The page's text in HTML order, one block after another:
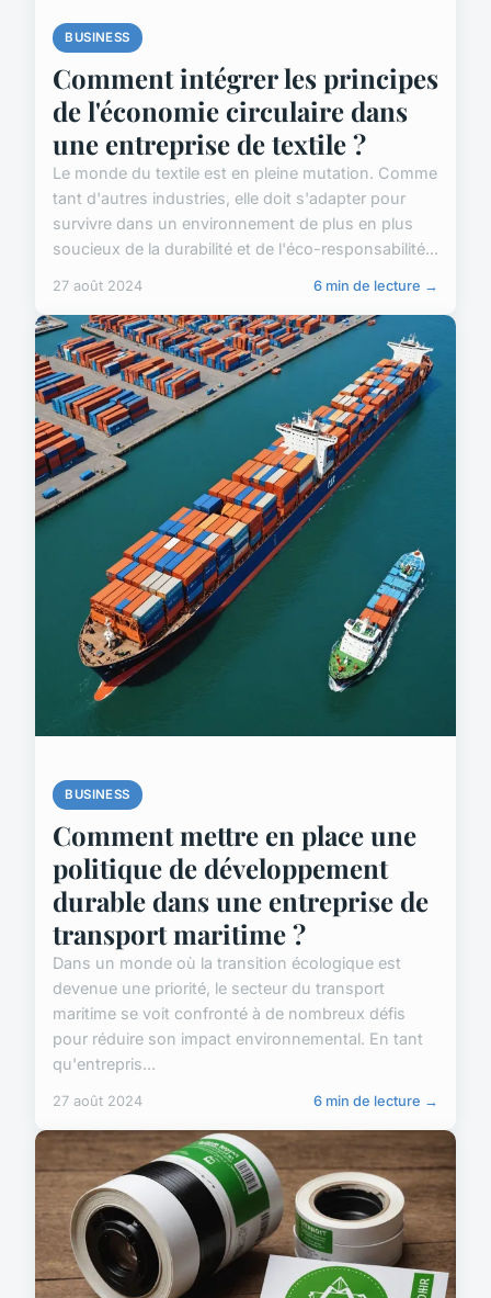
BUSINESS
Comment intégrer les principes
de l'économie circulaire dans
une entreprise de textile ?
Le monde du textile est en pleine mutation. Comme
tant d'autres industries, elle doit s'adapter pour
survivre dans un environnement de plus en plus
soucieux de la durabilité et de l'éco-responsabilité...
27 août 2024 6 min de lecture →
BUSINESS
Comment mettre en place une
politique de développement
durable dans une entreprise de
transport maritime ?
Dans un monde où la transition écologique est
devenue une priorité, le secteur du transport
maritime se voit confronté à de nombreux défis
pour réduire son impact environnemental. En tant
qu'entrepris...
27 août 2024 6 min de lecture →